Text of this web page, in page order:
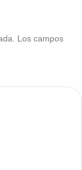
Los campos